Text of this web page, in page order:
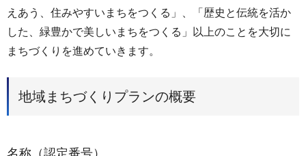
えあう、住みやすいまちをつくる」、「歴史と伝統を活か
した、緑豊かで美しいまちをつくる」以上のことを大切に
まちづくりを進めていきます。
地域まちづくりプランの概要
名称（認定番号）